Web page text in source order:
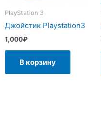
PlayStation 3
Джойстик Playstation3
1,000₽
В корзину